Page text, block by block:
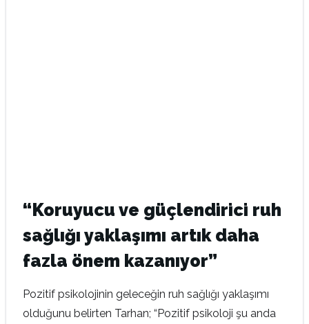
“Koruyucu ve güçlendirici ruh
sağlığı yaklaşımı artık daha
fazla önem kazanıyor”
Pozitif psikolojinin geleceğin ruh sağlığı yaklaşımı
olduğunu belirten Tarhan; “Pozitif psikoloji şu anda